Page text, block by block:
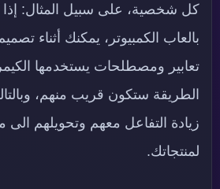
كل شخصية، على سبيل المثال: إذا
بالعاب الكمبيوتر، يمكنك أثناء
تعابير ومصطلحات يستخدمها
الطريقة ستكون قريب منهم،
زيادة التفاعل معهم وتحويلهم
لمنتجاتك.